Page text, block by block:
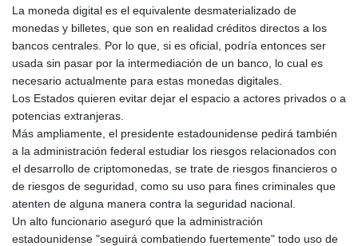
La moneda digital es el equivalente desmaterializado de
monedas y billetes, que son en realidad créditos directos a los
bancos centrales. Por lo que, si es oficial, podría entonces ser
usada sin pasar por la intermediación de un banco, lo cual es
necesario actualmente para estas monedas digitales.
Los Estados quieren evitar dejar el espacio a actores privados o a
potencias extranjeras.
Más ampliamente, el presidente estadounidense pedirá también
a la administración federal estudiar los riesgos relacionados con
el desarrollo de criptomonedas, se trate de riesgos financieros o
de riesgos de seguridad, como su uso para fines criminales que
atenten de alguna manera contra la seguridad nacional.
Un alto funcionario aseguró que la administración
estadounidense "seguirá combatiendo fuertemente" todo uso de